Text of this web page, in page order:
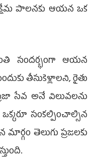
పాలనకు ఆయన ఒక
సందర్భంగా ఆయన
తీసుకెళ్లాలని, రైతు
సేవ అనే విలువలను
సంకల్పించాల్సిన
తెలుగు ప్రజలకు